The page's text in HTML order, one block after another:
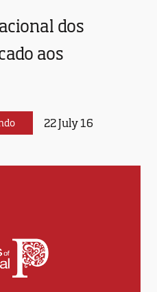
dos
aos
22 July 16